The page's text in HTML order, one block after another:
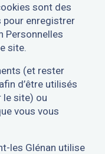
sont des
enregistrer
Personnelles
site.
(et rester
d’être utilisés
le site) ou
vous vous
les Glénan utilise